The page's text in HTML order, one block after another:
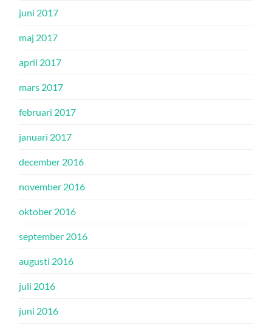
juni 2017
maj 2017
april 2017
mars 2017
februari 2017
januari 2017
december 2016
november 2016
oktober 2016
september 2016
augusti 2016
juli 2016
juni 2016